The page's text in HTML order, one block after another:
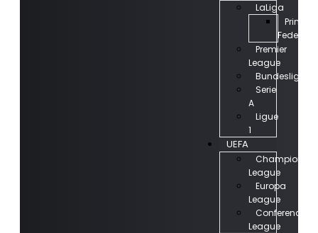
LaLiga
Primera
Premier
League
Bundesliga
Serie
A
Ligue
1
UEFA
Champions
League
Europa
League
Conference
League